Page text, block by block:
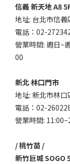
信義 新天地 A8
地址: 台北市信
電話：02-
營業時間: 週日~
00
新北 林口門市
地址: 新北市林
電話：02-
營業時間:
/ 桃竹苗 /
新竹巨城 SOGO